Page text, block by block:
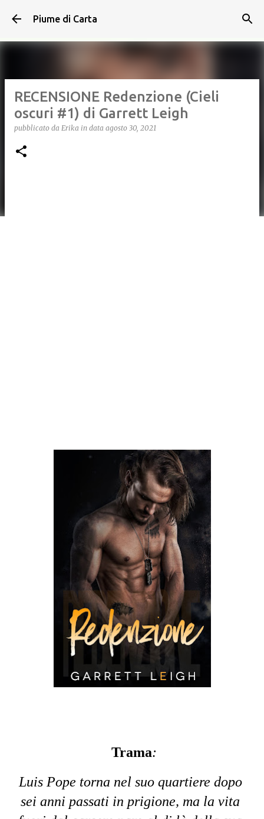
Passa ai contenuti principali
Piume di Carta
RECENSIONE Redenzione (Cieli
oscuri #1) di Garrett Leigh
pubblicato da Erika in data agosto 30, 2021
Trama:
Luis Pope torna nel suo quartiere dopo
sei anni passati in prigione, ma la vita